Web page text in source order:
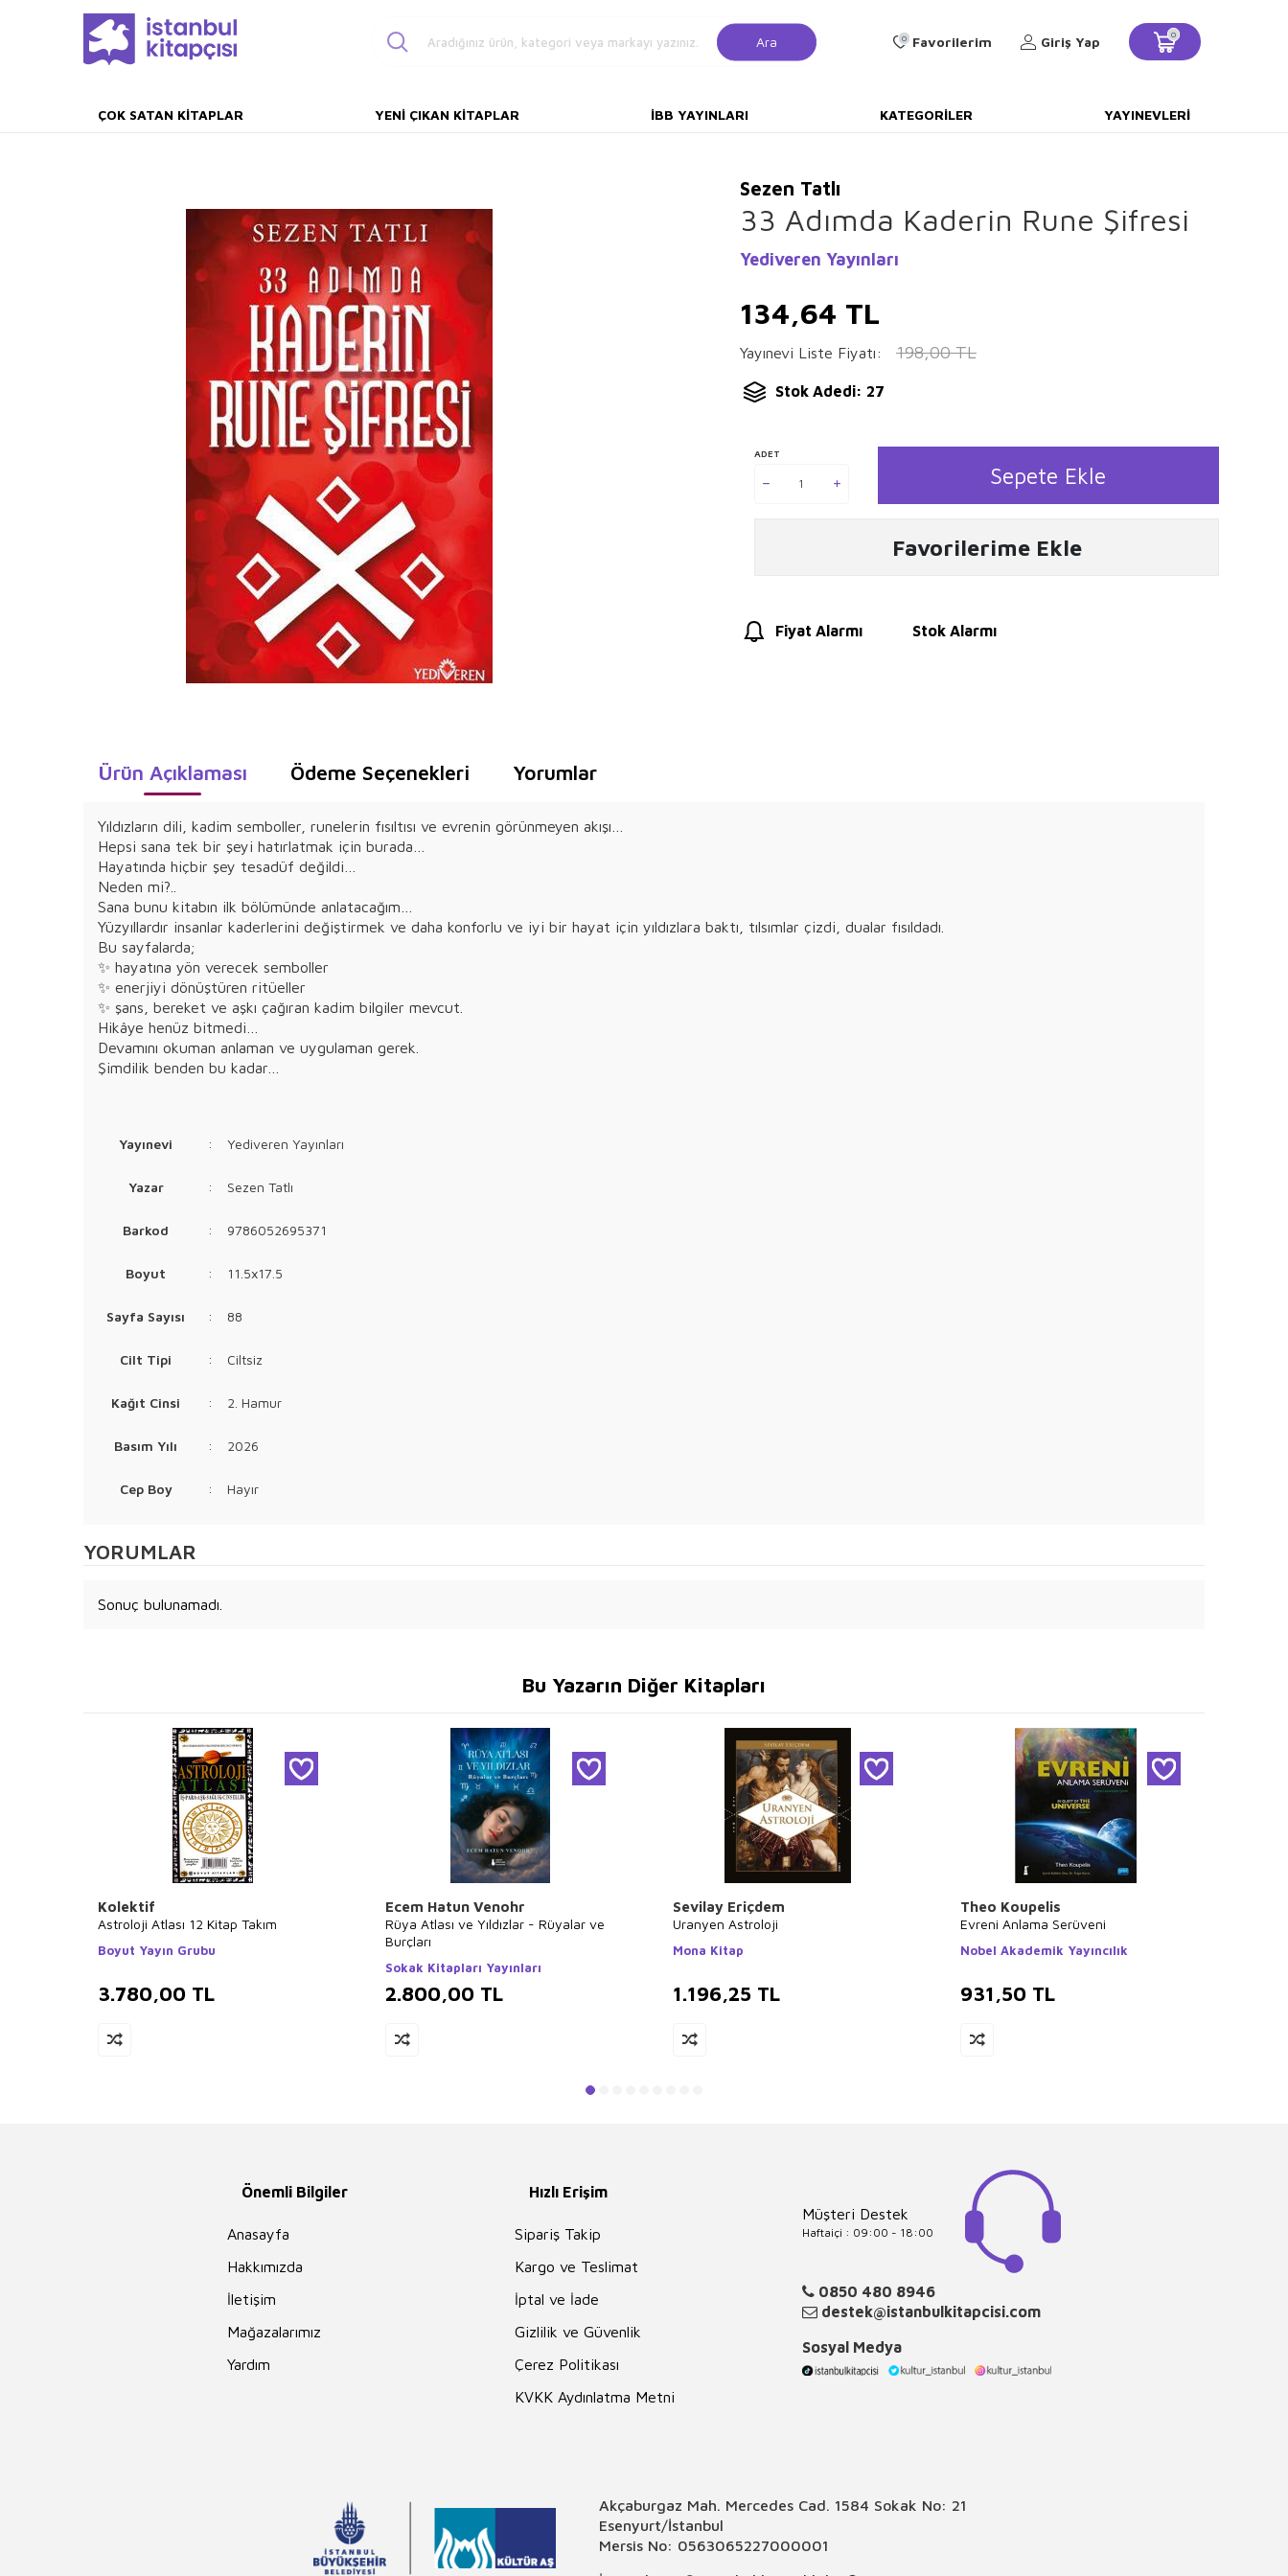
Ara 0 Favorilerim Giriş Yap 0
ÇOK SATAN KITAPLAR YENI ÇIKAN KITAPLAR İBB YAYINLARI KATEGORILER YAYINEVLERI
Sezen Tatlı
33 Adımda Kaderin Rune Şifresi
Yediveren Yayınları
134,64 TL
Yayınevi Liste Fiyatı: 198,00TL
Stok Adedi: 27
ADET
Sepete Ekle
Favorilerime Ekle
Fiyat Alarmı Stok Alarmı
Ürün Açıklaması Ödeme Seçenekleri Yorumlar
Yıldızların dili, kadim semboller, runelerin fısıltısı ve evrenin görünmeyen akışı…
Hepsi sana tek bir şeyi hatırlatmak için burada…
Hayatında hiçbir şey tesadüf değildi…
Neden mi?..
Sana bunu kitabın ilk bölümünde anlatacağım…
Yüzyıllardır insanlar kaderlerini değiştirmek ve daha konforlu ve iyi bir hayat için yıldızlara baktı, tılsımlar çizdi, dualar fısıldadı.
Bu sayfalarda;
✨ hayatına yön verecek semboller
✨ enerjiyi dönüştüren ritüeller
✨ şans, bereket ve aşkı çağıran kadim bilgiler mevcut.
Hikâye henüz bitmedi…
Devamını okuman anlaman ve uygulaman gerek.
Şimdilik benden bu kadar…
Yayınevi : Yediveren Yayınları
Yazar : Sezen Tatlı
Barkod : 9786052695371
Boyut : 11.5x17.5
Sayfa Sayısı : 88
Cilt Tipi : Ciltsiz
Kağıt Cinsi : 2. Hamur
Basım Yılı : 2026
Cep Boy : Hayır
YORUMLAR
Sonuç bulunamadı.
Bu Yazarın Diğer Kitapları
Kolektif
Astroloji Atlası 12 Kitap Takım
Boyut Yayın Grubu
3.780,00 TL
Ecem Hatun Venohr
Rüya Atlası ve Yıldızlar - Rüyalar ve
Burçları
Sokak Kitapları Yayınları
2.800,00 TL
Sevilay Eriçdem
Uranyen Astroloji
Mona Kitap
1.196,25 TL
Theo Koupelis
Evreni Anlama Serüveni
Nobel Akademik Yayıncılık
931,50 TL
Önemli Bilgiler
Anasayfa
Hakkımızda
İletişim
Mağazalarımız
Yardım
Hızlı Erişim
Sipariş Takip
Kargo ve Teslimat
İptal ve İade
Gizlilik ve Güvenlik
Çerez Politikası
KVKK Aydınlatma Metni
Müşteri Destek
Haftaiçi : 09:00 - 18:00
0850 480 8946
destek@istanbulkitapcisi.com
Sosyal Medya
Akçaburgaz Mah. Mercedes Cad. 1584 Sokak No: 21
Esenyurt/İstanbul
Mersis No: 0563065227000001